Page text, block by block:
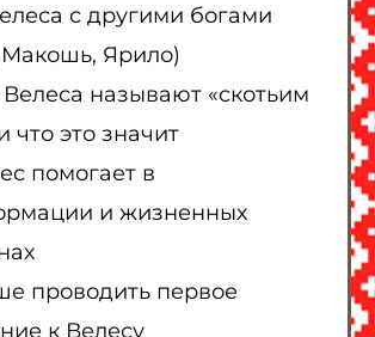
с другими богами
Ярило)
называют «скотьим
что это значит
помогает в
и жизненных
проводить первое
к Велесу